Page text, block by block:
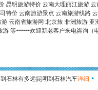
昆明旅游特价 云南大理丽江旅游
特价 云南旅游景点 云南旅游线路
云南省旅游网 北京旅 非洲旅游 亚
•••••••欢迎新老客户来电咨询（
详细
石林有多远|昆明到石林汽车